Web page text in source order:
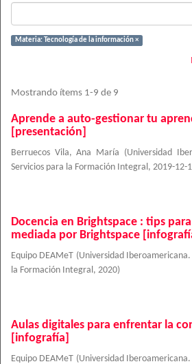
Materia: Tecnología de la información ×
Mostrando ítems 1-9 de 9
Aprende a auto-gestionar tu
[presentación]
Berruecos Vila, Ana María (Universidad
Servicios para la Formación Integral , 2019-12-
Docencia en Brightspace : tips
mediada por Brightspace
Equipo DEAMeT (Universidad
la Formación Integral , 2020)
Aulas digitales para enfrentar la
[infografía]
Equipo DEAMeT (Universidad